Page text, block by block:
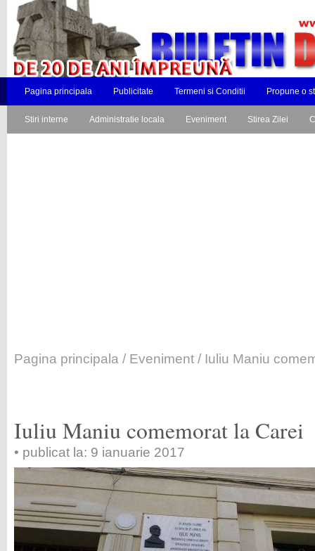
Pagina principala Publicitate Termeni si Conditii Propune o
Stiri interne Administratie locala Eveniment Stirea Zilei
Pagina principala / Eveniment / Iuliu Maniu
Iuliu Maniu comemorat la Carei
• publicat la: 9 ianuarie 2017